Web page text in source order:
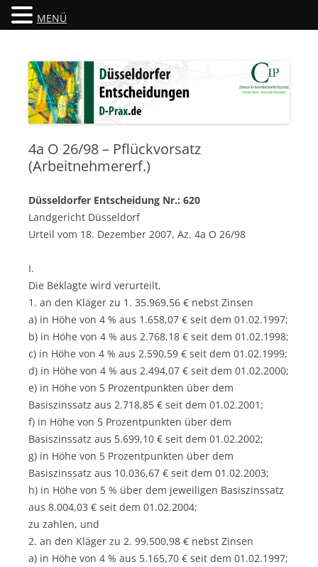
Düsseldorfer Entscheidungen
4a O 26/98 – Pflückvorsatz
(Arbeitnehmererf.)
Düsseldorfer Entscheidung Nr.: 620
Landgericht Düsseldorf
Urteil vom 18. Dezember 2007, Az. 4a O 26/98
I.
Die Beklagte wird verurteilt,
1. an den Kläger zu 1. 35.969,56 € nebst Zinsen
a) in Höhe von 4 % aus 1.658,07 € seit dem 01.02.1997;
b) in Höhe von 4 % aus 2.768,18 € seit dem 01.02.1998;
c) in Höhe von 4 % aus 2.590,59 € seit dem 01.02.1999;
d) in Höhe von 4 % aus 2.494,07 € seit dem 01.02.2000;
e) in Höhe von 5 Prozentpunkten über dem
Basiszinssatz aus 2.718,85 € seit dem 01.02.2001;
f) in Höhe von 5 Prozentpunkten über dem
Basiszinssatz aus 5.699,10 € seit dem 01.02.2002;
g) in Höhe von 5 Prozentpunkten über dem
Basiszinssatz aus 10.036,67 € seit dem 01.02.2003;
h) in Höhe von 5 % über dem jeweiligen Basiszinssatz
aus 8.004,03 € seit dem 01.02.2004;
zu zahlen, und
2. an den Kläger zu 2. 99.500,98 € nebst Zinsen
a) in Höhe von 4 % aus 5.165,70 € seit dem 01.02.1997;
MENÜ